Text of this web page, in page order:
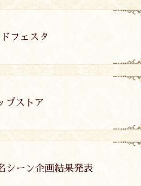
フェスタ
プストア
ーン企画結果発表